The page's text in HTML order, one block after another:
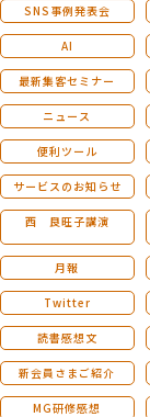
SNS事例発表会
AI
最新集客セミナー
ニュース
便利ツール
サービスのお知らせ
西 良旺子講演
月報
Twitter
読書感想文
新会員さまご紹介
MG研修感想